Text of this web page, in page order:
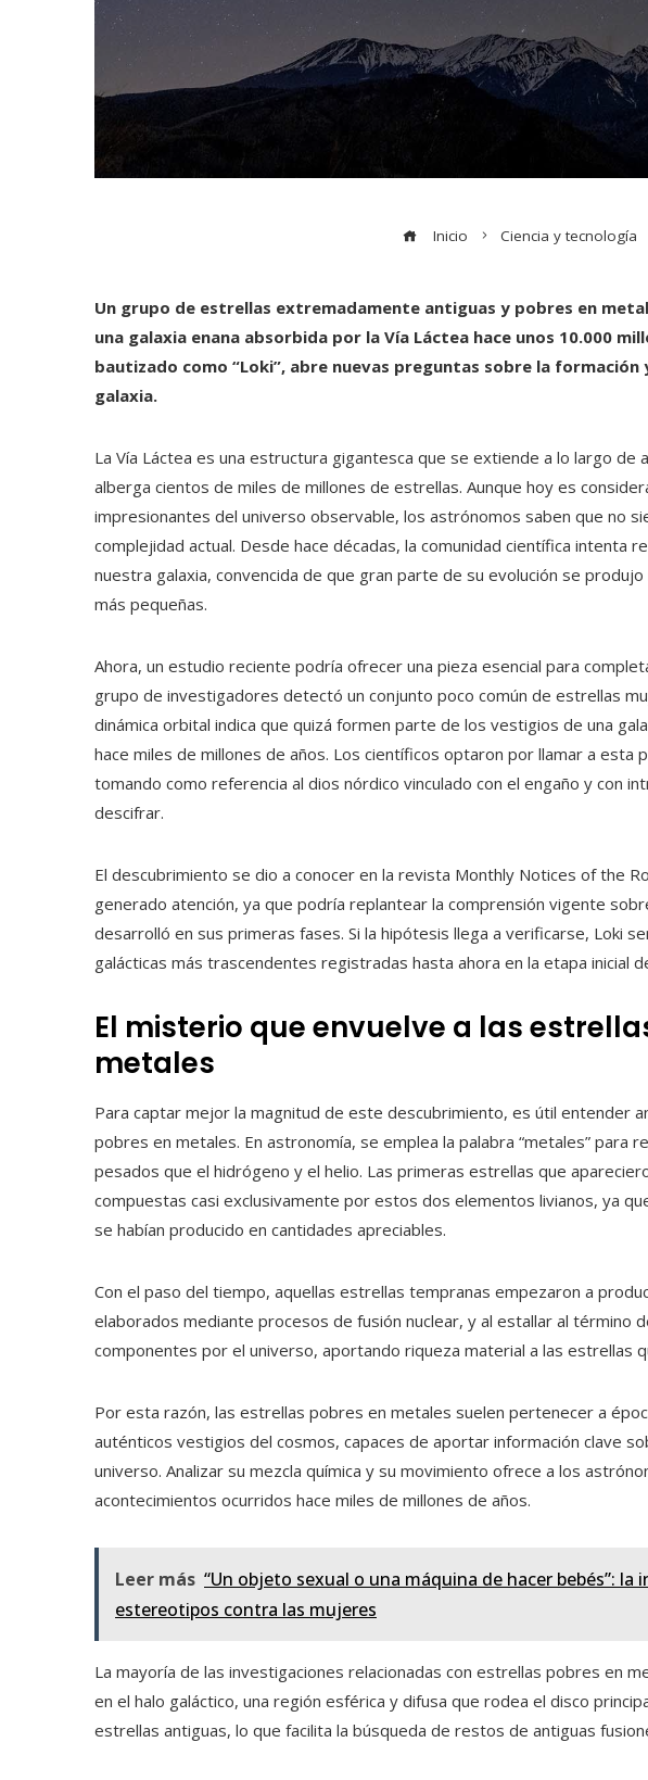
Inicio Ciencia y tecnología
Un grupo de estrellas extremadamente antiguas y pobres en
una galaxia enana absorbida por la Vía Láctea hace unos 10.000
bautizado como “Loki”, abre nuevas preguntas sobre la
galaxia.
La Vía Láctea es una estructura gigantesca que se extiende a lo largo de
alberga cientos de miles de millones de estrellas. Aunque hoy es
impresionantes del universo observable, los astrónomos saben que no
complejidad actual. Desde hace décadas, la comunidad científica intenta
nuestra galaxia, convencida de que gran parte de su evolución se
más pequeñas.
Ahora, un estudio reciente podría ofrecer una pieza esencial para
grupo de investigadores detectó un conjunto poco común de estrellas
dinámica orbital indica que quizá formen parte de los vestigios de una
hace miles de millones de años. Los científicos optaron por llamar a esta
tomando como referencia al dios nórdico vinculado con el engaño y con
descifrar.
El descubrimiento se dio a conocer en la revista Monthly Notices of the
generado atención, ya que podría replantear la comprensión vigente
desarrolló en sus primeras fases. Si la hipótesis llega a verificarse, Loki
galácticas más trascendentes registradas hasta ahora en la etapa inicial
El misterio que envuelve a las
metales
Para captar mejor la magnitud de este descubrimiento, es útil entender
pobres en metales. En astronomía, se emplea la palabra “metales” para
pesados que el hidrógeno y el helio. Las primeras estrellas que
compuestas casi exclusivamente por estos dos elementos livianos, ya
se habían producido en cantidades apreciables.
Con el paso del tiempo, aquellas estrellas tempranas empezaron a
elaborados mediante procesos de fusión nuclear, y al estallar al término
componentes por el universo, aportando riqueza material a las estrellas
Por esta razón, las estrellas pobres en metales suelen pertenecer a
auténticos vestigios del cosmos, capaces de aportar información clave
universo. Analizar su mezcla química y su movimiento ofrece a los
acontecimientos ocurridos hace miles de millones de años.
Leer más “Un objeto sexual o una máquina de hacer bebés”:
estereotipos contra las mujeres
La mayoría de las investigaciones relacionadas con estrellas pobres en
en el halo galáctico, una región esférica y difusa que rodea el disco
estrellas antiguas, lo que facilita la búsqueda de restos de antiguas